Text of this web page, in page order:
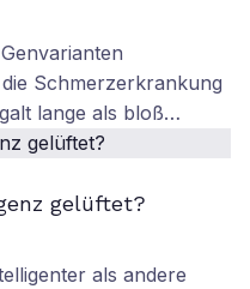
Schmerzerkrankung
lange als bloß…
gelüftet?
als andere